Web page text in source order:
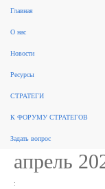
Главная
О нас
Новости
Ресурсы
СТРАТЕГИ
К ФОРУМУ СТРАТЕГОВ
Задать вопрос
Рынок консалтинга
Законодательство
Архив
апрель
: